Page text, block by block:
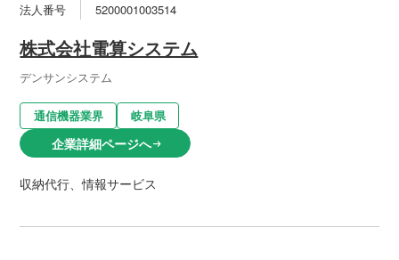
法人番号 5200001003514
株式会社電算システム
デンサンシステム
通信機器業界 岐阜県
企業詳細ページへarrow_right_alt
収納代行、情報サービス